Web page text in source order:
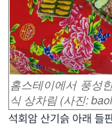
홈스테이에서 풍성
식 상차림(사진:
석회암 산기슭 아래 들